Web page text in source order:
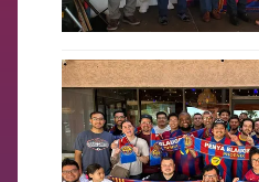
FCB Barcelona badge